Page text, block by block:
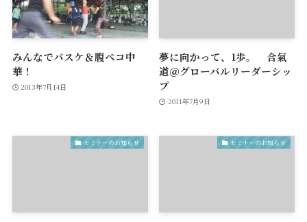
みんなでバスケ＆腹ペコ中
華！
2013年7月14日
夢に向かって、1歩。 合氣
道＠グローバルリーダーシッ
プ
2011年7月9日
セミナーのお知らせ セミナーのお知らせ